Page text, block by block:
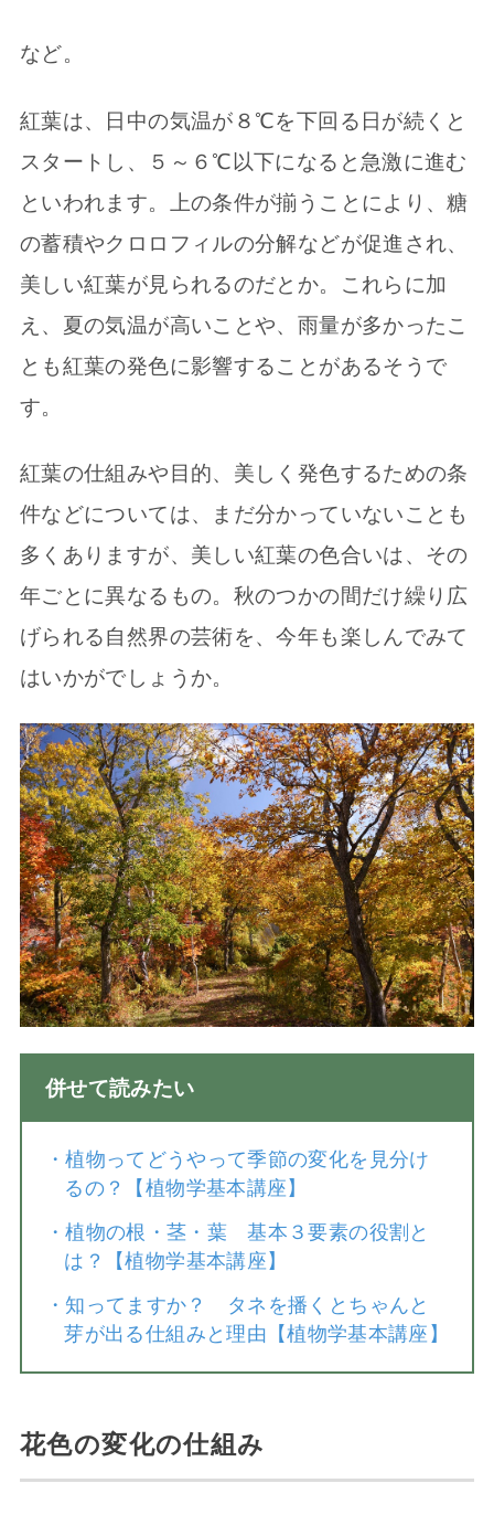
など。
紅葉は、日中の気温が８℃を下回る日が続くと
スタートし、５～６℃以下になると急激に進む
といわれます。上の条件が揃うことにより、糖
の蓄積やクロロフィルの分解などが促進され、
美しい紅葉が見られるのだとか。これらに加
え、夏の気温が高いことや、雨量が多かったこ
とも紅葉の発色に影響することがあるそうで
す。
紅葉の仕組みや目的、美しく発色するための条
件などについては、まだ分かっていないことも
多くありますが、美しい紅葉の色合いは、その
年ごとに異なるもの。秋のつかの間だけ繰り広
げられる自然界の芸術を、今年も楽しんでみて
はいかがでしょうか。
併せて読みたい
・植物ってどうやって季節の変化を見分け
るの？【植物学基本講座】
・植物の根・茎・葉 基本３要素の役割と
は？【植物学基本講座】
・ 知ってますか？ タネを播くとちゃんと
芽が出る仕組みと理由【植物学基本講座】
花色の変化の仕組み